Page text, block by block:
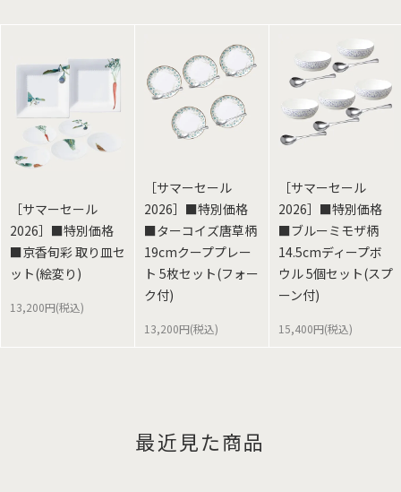
［サマーセール
2026］■特別価格
■京香旬彩 取り皿セ
ット(絵変り)
13,200円(税込)
［サマーセール
2026］■特別価格
■ターコイズ唐草柄
19cmクーププレー
ト 5枚セット(フォー
ク付)
13,200円(税込)
［サマーセール
2026］■特別価格
■ブルーミモザ柄
14.5cmディープボ
ウル 5個セット(スプ
ーン付)
15,400円(税込)
最近見た商品